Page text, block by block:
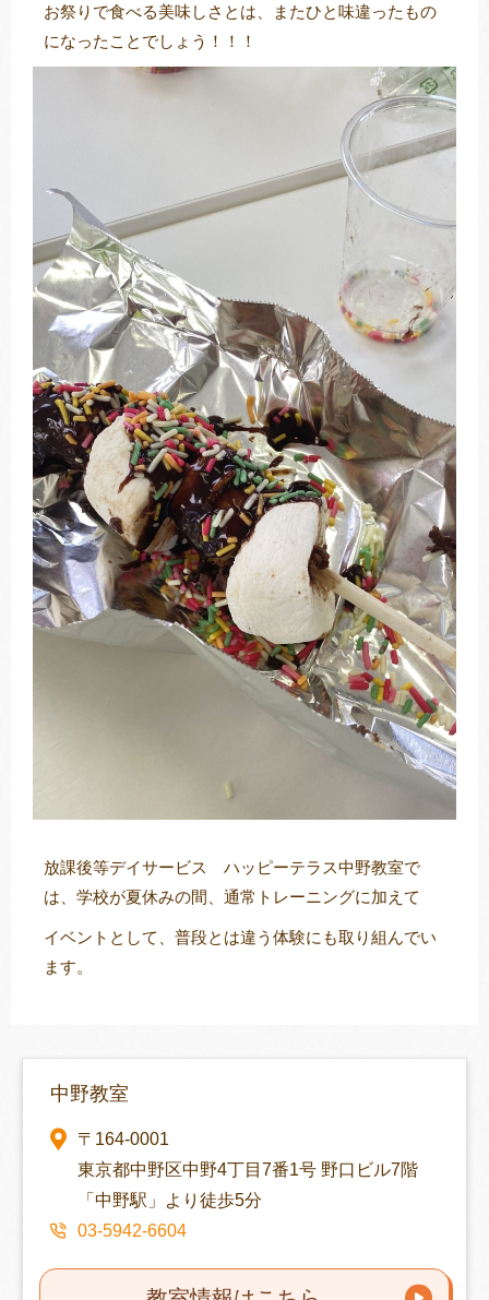
お祭りで食べる美味しさとは、またひと味違ったもの
になったことでしょう！！！
放課後等デイサービス ハッピーテラス中野教室で
は、学校が夏休みの間、通常トレーニングに加えて
イベントとして、普段とは違う体験にも取り組んでい
ます。
中野教室
〒164-0001
東京都中野区中野4丁目7番1号 野口ビル7階
「中野駅」より徒歩5分
03-5942-6604